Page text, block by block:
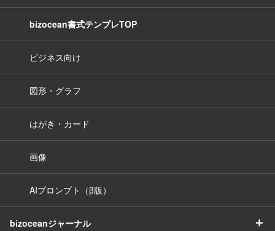
bizocean書式テンプレTOP
ビジネス向け
図形・グラフ
はがき・カード
画像
AIプロンプト（β版）
bizoceanジャーナル
＋